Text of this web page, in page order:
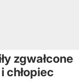
zgwałcone
chłopiec